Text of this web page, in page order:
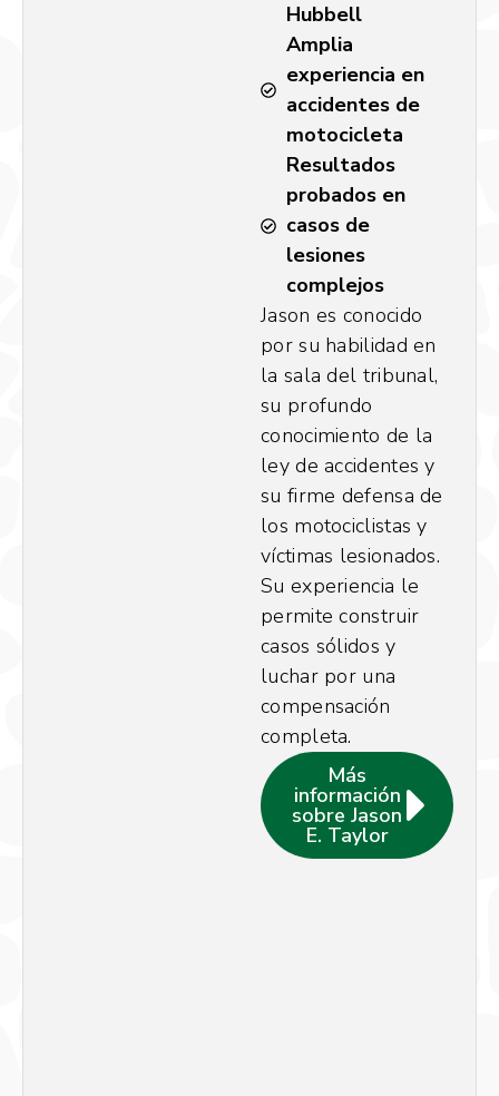
Hubbell
Amplia
experiencia en
accidentes de
motocicleta
Resultados
probados en
casos de
lesiones
complejos
Jason es conocido
por su habilidad en
la sala del tribunal,
su profundo
conocimiento de la
ley de accidentes y
su firme defensa de
los motociclistas y
víctimas lesionados.
Su experiencia le
permite construir
casos sólidos y
luchar por una
compensación
completa.
Más
información
sobre Jason
E. Taylor